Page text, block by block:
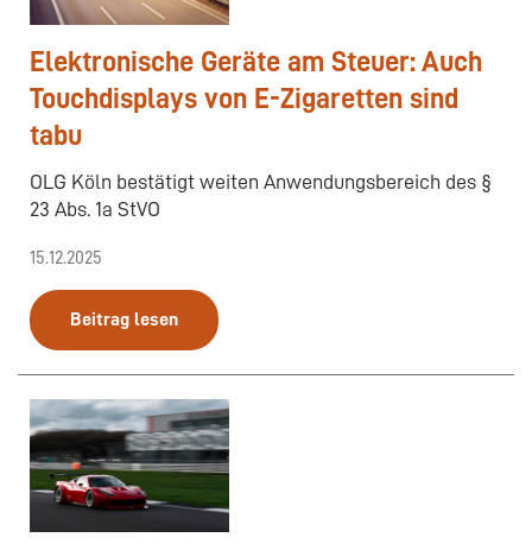
Elektronische Geräte am Steuer: Auch
Touchdisplays von E-Zigaretten sind
tabu
OLG Köln bestätigt weiten Anwendungsbereich des §
23 Abs. 1a StVO
15.12.2025
Beitrag lesen